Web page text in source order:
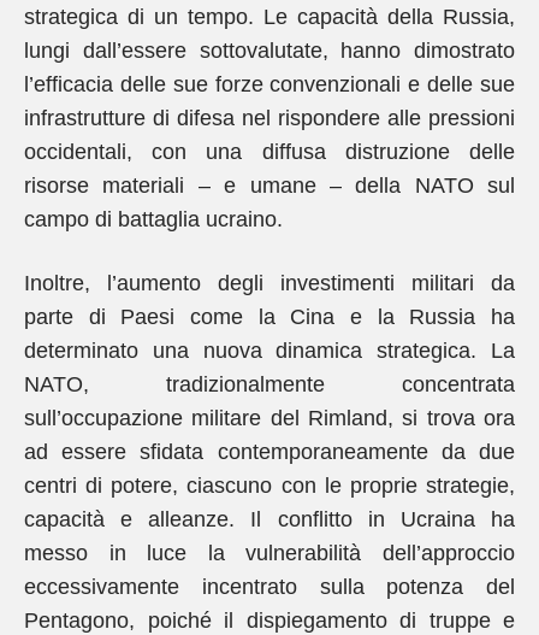
strategica di un tempo. Le capacità della Russia,
lungi dall’essere sottovalutate, hanno dimostrato
l’efficacia delle sue forze convenzionali e delle sue
infrastrutture di difesa nel rispondere alle pressioni
occidentali, con una diffusa distruzione delle
risorse materiali – e umane – della NATO sul
campo di battaglia ucraino.
Inoltre, l’aumento degli investimenti militari da
parte di Paesi come la Cina e la Russia ha
determinato una nuova dinamica strategica. La
NATO, tradizionalmente concentrata
sull’occupazione militare del Rimland, si trova ora
ad essere sfidata contemporaneamente da due
centri di potere, ciascuno con le proprie strategie,
capacità e alleanze. Il conflitto in Ucraina ha
messo in luce la vulnerabilità dell’approccio
eccessivamente incentrato sulla potenza del
Pentagono, poiché il dispiegamento di truppe e